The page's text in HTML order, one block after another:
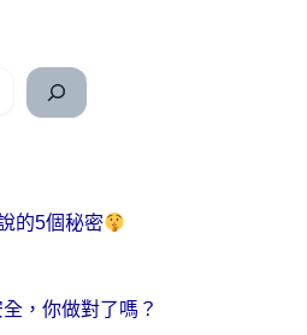
的5個秘密
，你做對了嗎？